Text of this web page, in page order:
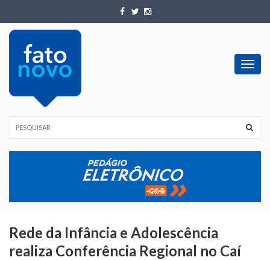
Rede da Infância e Adolescência
realiza Conferência Regional no Caí